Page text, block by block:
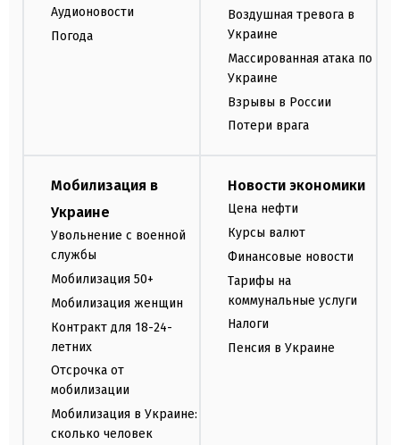
Аудионовости
Погода
Воздушная тревога в
Украине
Массированная атака по
Украине
Взрывы в России
Потери врага
Мобилизация в
Украине
Увольнение с военной
службы
Мобилизация 50+
Мобилизация женщин
Контракт для 18-24-
летних
Отсрочка от
мобилизации
Мобилизация в Украине:
сколько человек
Новости экономики
Цена нефти
Курсы валют
Финансовые новости
Тарифы на
коммунальные услуги
Налоги
Пенсия в Украине